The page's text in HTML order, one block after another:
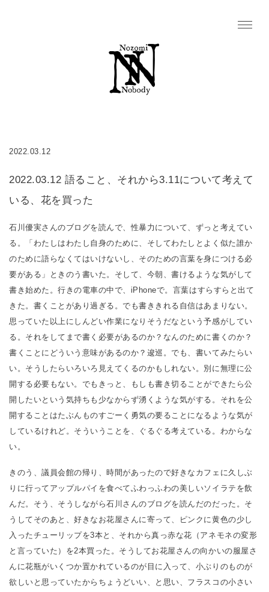
2022.03.12
2022.03.12 語ること、それから3.11について考えて
いる、花を買った
石川優実さんのブログを読んで、性暴力について、ずっと考えてい
る。「わたしはわたし自身のために、そしてわたしとよく似た誰か
のために語らなくてはいけないし、そのための言葉を身につける必
要がある」ときのう書いた。そして、今朝、書けるような気がして
書き始めた。行きの電車の中で、iPhoneで。言葉はすらすらと出て
きた。書くことがあり過ぎる。でも書ききれる自信はあまりない。
思っていた以上にしんどい作業になりそうだなという予感がしてい
る。それをしてまで書く必要があるのか？なんのために書くのか？
書くことにどういう意味があるのか？逡巡。でも、書いてみたらい
い。そうしたらいろいろ見えてくるのかもしれない。別に無理に公
開する必要もない。でもきっと、もしも書き切ることができたら公
開したいという気持ちも少なからず湧くような気がする。それを公
開することはたぶんものすごーく勇気の要ることになるような気が
しているけれど。そういうことを、ぐるぐる考えている。わからな
い。
きのう、議員会館の帰り、時間があったので好きなカフェに久しぶ
りに行ってアップルパイを食べてふわっふわの美しいソイラテを飲
んだ。そう、そうしながら石川さんのブログを読んだのだった。そ
うしてそのあと、好きなお花屋さんに寄って、ピンクに黄色の少し
入ったチューリップを3本と、それから真っ赤な花（アネモネの変形
と言っていた）を2本買った。そうしてお花屋さんの向かいの服屋さ
んに花瓶がいくつか置かれているのが目に入って、小ぶりのものが
欲しいと思っていたからちょうどいい、と思い、フラスコの小さい